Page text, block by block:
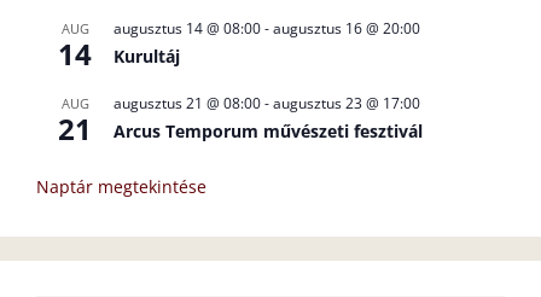
AUG
14
augusztus 14 @ 08:00-augusztus 16 @ 20:00
Kurultáj
AUG
21
augusztus 21 @ 08:00-augusztus 23 @ 17:00
Arcus Temporum művészeti fesztivál
Naptár megtekintése